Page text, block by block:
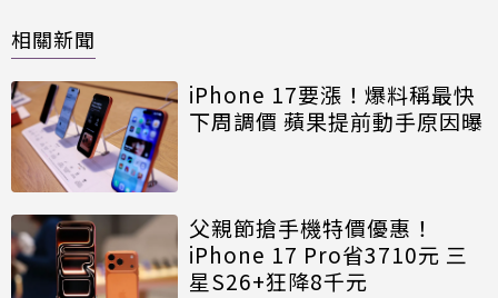
相關新聞
iPhone 17要漲！爆料稱最快
下周調價 蘋果提前動手原因曝
父親節搶手機特價優惠！
iPhone 17 Pro省3710元 三
星S26+狂降8千元